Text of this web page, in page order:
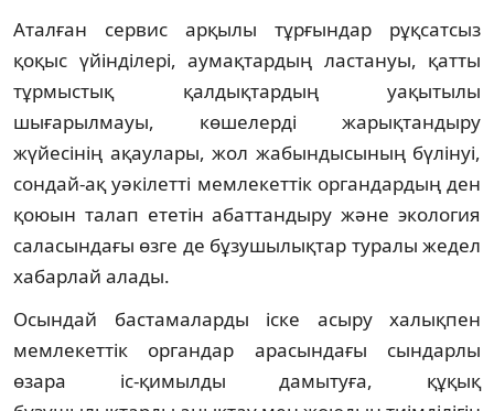
Аталған сервис арқылы тұрғындар рұқсатсыз
қоқыс үйінділері, аумақтардың ластануы, қатты
тұрмыстық қалдықтардың уақытылы
шығарылмауы, көшелерді жарықтандыру
жүйесінің ақаулары, жол жабындысының бүлінуі,
сондай-ақ уәкілетті мемлекеттік органдардың ден
қоюын талап ететін абаттандыру және экология
саласындағы өзге де бұзушылықтар туралы жедел
хабарлай алады.
Осындай бастамаларды іске асыру халықпен
мемлекеттік органдар арасындағы сындарлы
өзара іс-қимылды дамытуға, құқық